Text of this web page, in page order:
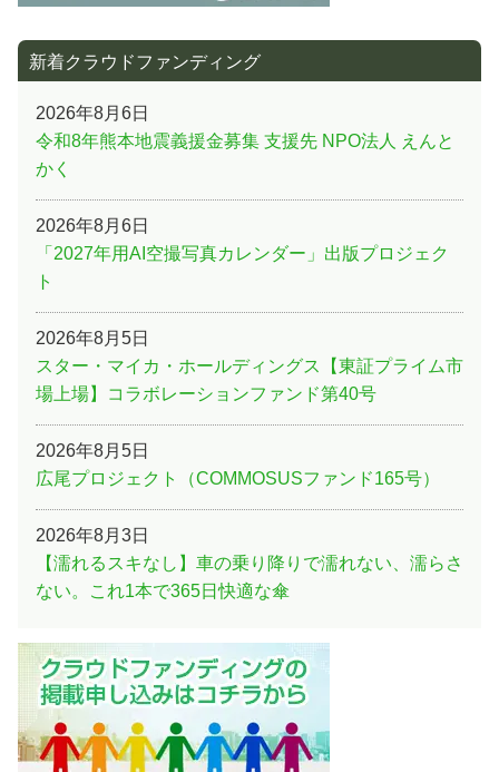
新着クラウドファンディング
2026年8月6日
令和8年熊本地震義援金募集 支援先 NPO法人 えんと
かく
2026年8月6日
「2027年用AI空撮写真カレンダー」出版プロジェク
ト
2026年8月5日
スター・マイカ・ホールディングス【東証プライム市
場上場】コラボレーションファンド第40号
2026年8月5日
広尾プロジェクト（COMMOSUSファンド165号）
2026年8月3日
【濡れるスキなし】車の乗り降りで濡れない、濡らさ
ない。これ1本で365日快適な傘